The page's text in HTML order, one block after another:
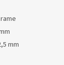
mm